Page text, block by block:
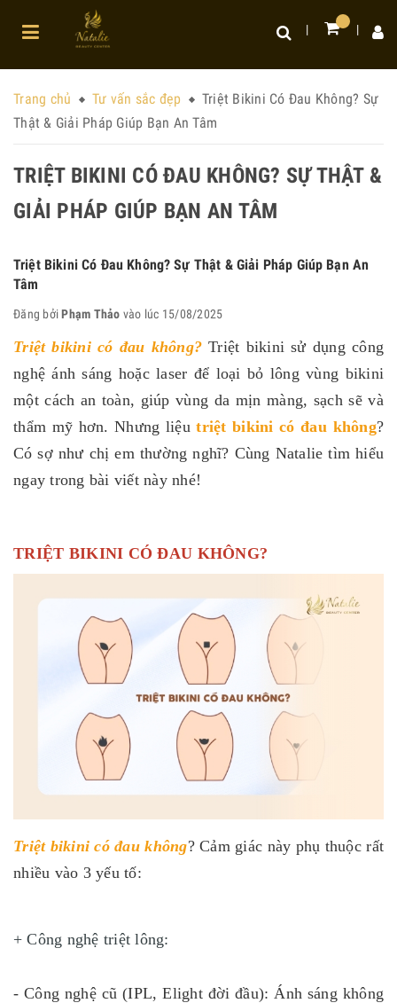
Trang chủ Tư vấn sắc đẹp
Triệt Bikini Có Đau Không? Sự
Thật & Giải Pháp Giúp Bạn An Tâm
TRIỆT BIKINI CÓ ĐAU KHÔNG? SỰ THẬT &
GIẢI PHÁP GIÚP BẠN AN TÂM
Triệt Bikini Có Đau Không? Sự Thật & Giải Pháp Giúp Bạn An
Tâm
Đăng bởiPhạm Thảo vào lúc 15/08/2025
Triệt bikini có đau không? Triệt bikini sử dụng công
nghệ ánh sáng hoặc laser để loại bỏ lông vùng bikini
một cách an toàn, giúp vùng da mịn màng, sạch sẽ và
thẩm mỹ hơn. Nhưng liệutriệt bikini có đau không?
Có sợ như chị em thường nghĩ? Cùng Natalie tìm hiểu
ngay trong bài viết này nhé!
TRIỆT BIKINI CÓ ĐAU KHÔNG?
Triệt bikini có đau không? Cảm giác này phụ thuộc rất
nhiều vào 3 yếu tố:
+ Công nghệ triệt lông:
- Công nghệ cũ (IPL, Elight đời đầu): Ánh sáng không